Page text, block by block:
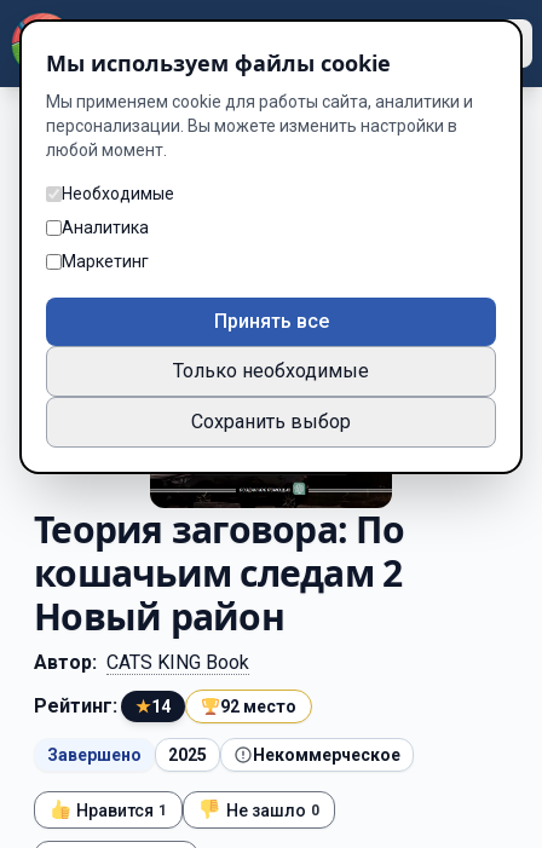
Теория заговора: По
кошачьим следам 2
Новый район
Автор: CATS KING Book
Рейтинг:
★14 92 место
Завершено 2025 Некоммерческое
Нравится 1 Не зашло 0
Мы используем файлы cookie
Мы применяем cookie для работы сайта, аналитики и
персонализации. Вы можете изменить настройки в
любой момент.
Необходимые
Аналитика
Маркетинг
Принять все
Только необходимые
Сохранить выбор